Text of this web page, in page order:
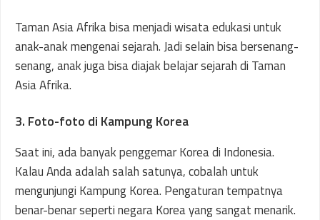
Taman Asia Afrika bisa menjadi wisata edukasi untuk
anak-anak mengenai sejarah. Jadi selain bisa bersenang-
senang, anak juga bisa diajak belajar sejarah di Taman
Asia Afrika.
3. Foto-foto di Kampung Korea
Saat ini, ada banyak penggemar Korea di Indonesia.
Kalau Anda adalah salah satunya, cobalah untuk
mengunjungi Kampung Korea. Pengaturan tempatnya
benar-benar seperti negara Korea yang sangat menarik.